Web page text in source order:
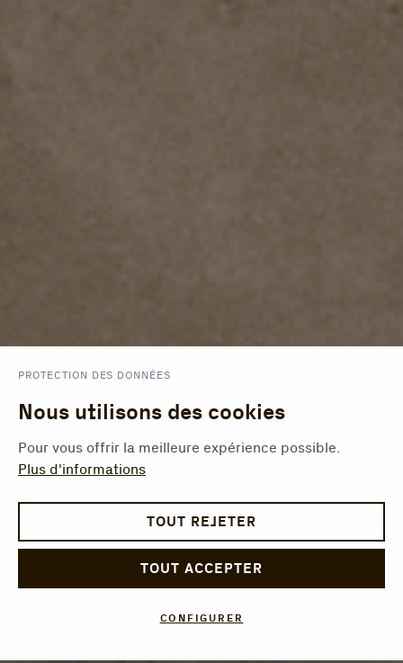
PROTECTION DES DONNÉES
Nous utilisons des cookies
Pour vous offrir la meilleure expérience possible.
Plus d'informations
TOUT REJETER
TOUT ACCEPTER
CONFIGURER